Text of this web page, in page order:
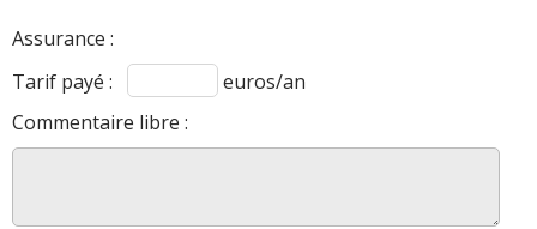
Assurance :
Tarif payé :
euros/an
Commentaire libre :